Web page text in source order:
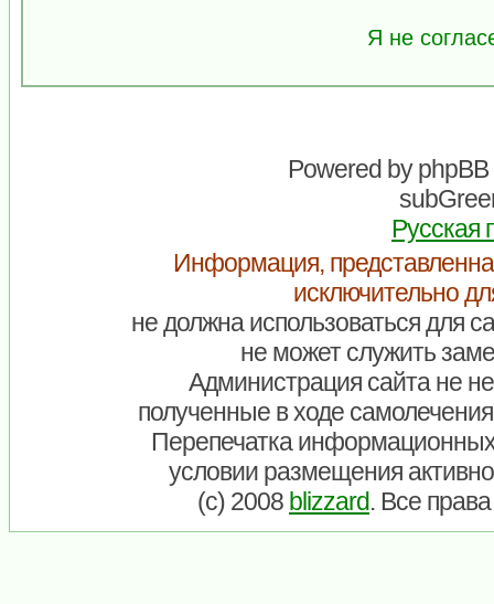
Я не
Powered byphpBB
Русская
Информация,
исключительно
не должна использоваться для
не может служить
Администрация сайта не
полученные в ходе
Перепечатка
условии размещения
(c) 2008 blizzard. Все